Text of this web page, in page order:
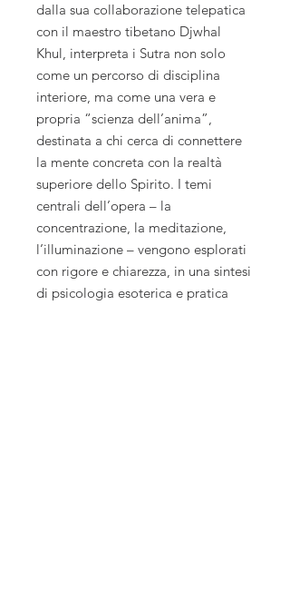
dalla sua collaborazione telepatica
con il maestro tibetano Djwhal
Khul, interpreta i Sutra non solo
come un percorso di disciplina
interiore, ma come una vera e
propria “scienza dell’anima”,
destinata a chi cerca di connettere
la mente concreta con la realtà
superiore dello Spirito. I temi
centrali dell’opera – la
concentrazione, la meditazione,
l’illuminazione – vengono esplorati
con rigore e chiarezza, in una sintesi
di psicologia esoterica e pratica